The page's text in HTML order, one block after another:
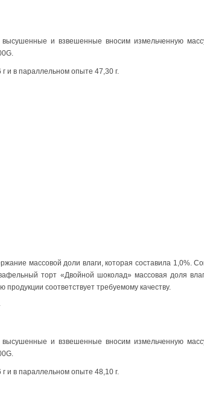
и взвешенные вносим измельченную
и в параллельном опыте 47,30 г.
массовой доли влаги, которая составила 1,0%.
торт «Двойной шоколад» массовая доля
соответствует требуемому качеству.
и взвешенные вносим измельченную
и в параллельном опыте 48,10 г.